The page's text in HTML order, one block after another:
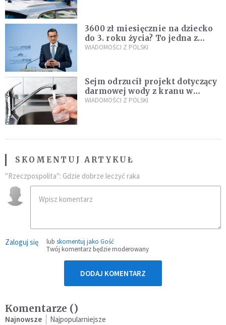
3600 zł miesięcznie na dziecko
do 3. roku życia? To jedna z
propozycji programu "Rozwój
WIADOMOŚCI Z POLSKI
Sejm odrzucił projekt dotyczący
darmowej wody z kranu w
restauracjach
WIADOMOŚCI Z POLSKI
SKOMENTUJ ARTYKUŁ
"Rzeczpospolita": Gdzie dobrze leczyć raka
Zaloguj się lub skomentuj jako Gość
Twój komentarz będzie moderowany
DODAJ KOMENTARZ
Komentarze ()
Najnowsze Najpopularniejsze